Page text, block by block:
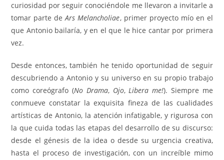
curiosidad por seguir conociéndole me llevaron a invitarle a
tomar parte deArs Melancholiae, primer proyecto mío en el
que Antonio bailaría, y en el que le hice cantar por primera
vez.
Desde entonces, también he tenido oportunidad de seguir
descubriendo a Antonio y su universo en su propio trabajo
como coreógrafo (No Drama, Ojo,Libera me!). Siempre me
conmueve constatar la exquisita fineza de las cualidades
artísticas de Antonio, la atención infatigable, y rigurosa con
la que cuida todas las etapas del desarrollo de su discurso:
desde el génesis de la idea o desde su urgencia creativa,
hasta el proceso de investigación, con un increíble mimo